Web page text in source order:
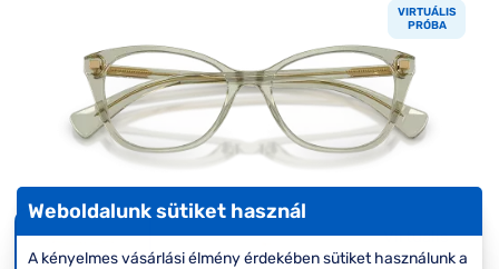
szemüvegekre
Seen Belépőár
ajánlat
VIRTUÁLIS
PRÓBA
Virtuális
próba
Weboldalunk sütiket használ
A kényelmes vásárlási élmény érdekében sütiket használunk a